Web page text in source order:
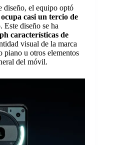
diseño, el equipo optó
casi un tercio de
. Este diseño se ha
características de
visual de la marca
piano u otros elementos
del móvil.